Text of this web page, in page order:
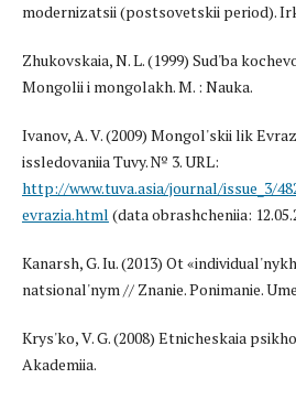
modernizatsii (postsovetskii period).
Zhukovskaia, N. L. (1999) Sud'ba
Mongolii i mongolakh. M. : Nauka.
Ivanov, A. V. (2009) Mongol'skii lik
issledovaniia Tuvy. № 3. URL:
http://www.tuva.asia/journal/issue_3/
evrazia.html (data obrashcheniia:
Kanarsh, G. Iu. (2013) Ot
natsional'nym // Znanie. Ponimanie.
Krys'ko, V. G. (2008) Etnicheskaia
Akademiia.